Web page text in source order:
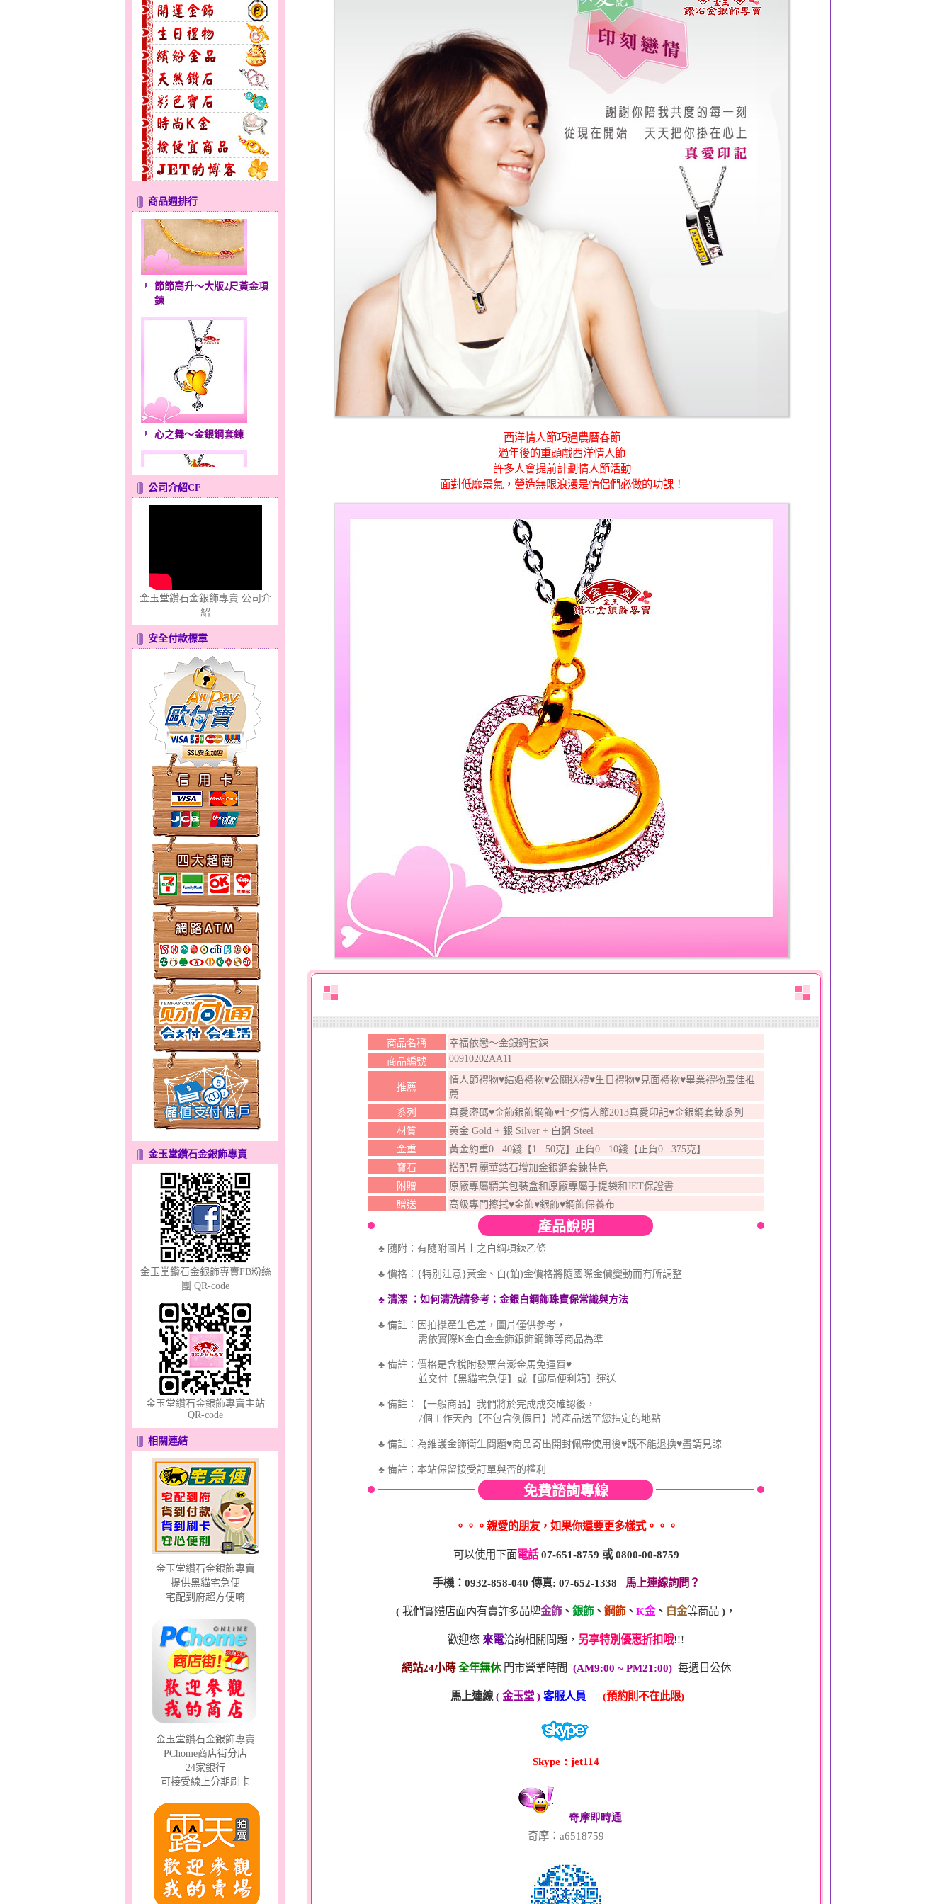
商品週排行
節節高升～大版2尺黃金項
鍊
心之舞～金銀鋼套鍊
花顏綻放～黃金套鍊
無限之愛～男黃金戒指
微光～黃金耳環
蕙質蘭心～大中國繩黃金
墜
溫柔蘭心～大黃金墜
鐘生有錢～五色線金鋼手
鍊
愛滿了～金鋼女手鍊
公司介紹CF
金玉堂鑽石金銀飾專賣 公司介
紹
安全付款標章
金玉堂鑽石金銀飾專賣
金玉堂鑽石金銀飾專賣FB粉絲
團 QR-code
金玉堂鑽石金銀飾專賣主站
QR-code
相關連結
金玉堂鑽石金銀飾專賣
提供黑貓宅急便
宅配到府超方便唷
金玉堂鑽石金銀飾專賣
PChome商店街分店
24家銀行
可接受線上分期刷卡
西洋情人節巧遇農曆春節
過年後的重頭戲西洋情人節
許多人會提前計劃情人節活動
面對低靡景氣，營造無限浪漫是情侶們必做的功課！
商品名稱
幸福依戀～金銀鋼套鍊
商品編號
00910202AA11
推薦
情人節禮物♥結婚禮物♥公關送禮♥生日禮物♥見面禮物♥畢業禮物最佳推
薦
系列
真愛密碼♥金飾銀飾鋼飾♥七夕情人節2013真愛印記♥金銀鋼套鍊系列
材質
黃金 Gold + 銀 Silver + 白鋼 Steel
金重
黃金約重0 . 40錢【1 . 50克】正負0 . 10錢【正負0 . 375克】
寶石
搭配昇麗華鋯石增加金銀鋼套鍊特色
附贈
原廠專屬精美包裝盒和原廠專屬手提袋和JET保證書
贈送
高級專門擦拭♥金飾♥銀飾♥鋼飾保養布
產品說明
♣ 隨附：有隨附圖片上之白鋼項鍊乙條
♣ 價格：{特別注意}黃金、白(鉑)金價格將隨國際金價變動而有所調整
♣ 清潔：如何清洗請參考：金銀白鋼飾珠寶保常識與方法
♣ 備註：因拍攝產生色差，圖片僅供參考，
需依實際K金白金金飾銀飾鋼飾等商品為準
♣ 備註：價格是含稅附發票台澎金馬免運費♥
並交付【黑貓宅急便】或【郵局便利箱】運送
♣ 備註：【一般商品】我們將於完成成交確認後，
7個工作天內【不包含例假日】將產品送至您指定的地點
♣ 備註：為維護金飾衛生問題♥商品寄出開封佩帶使用後♥既不能退換♥盡請見諒
♣ 備註：本站保留接受訂單與否的權利
免費諮詢專線
。。。親愛的朋友，如果你還要更多樣式。。。
可以使用下面電話 07-651-8759 或0800-00-8759
手機：0932-858-040 傳真: 07-652-1338 馬上連線詢問？
( 我們實體店面內有賣許多品牌金飾、 銀飾、 鋼飾、 K金、 白金等商品 ) ，
歡迎您 來電洽詢相關問題， 另享特別優惠折扣哦!!!
網站24小時全年無休門市營業時間 (AM9:00 ~ PM21:00) 每週日公休
馬上連線 ( 金玉堂 ) 客服人員 (預約則不在此限)
Skype：jet114
奇摩即時通
奇摩：a6518759